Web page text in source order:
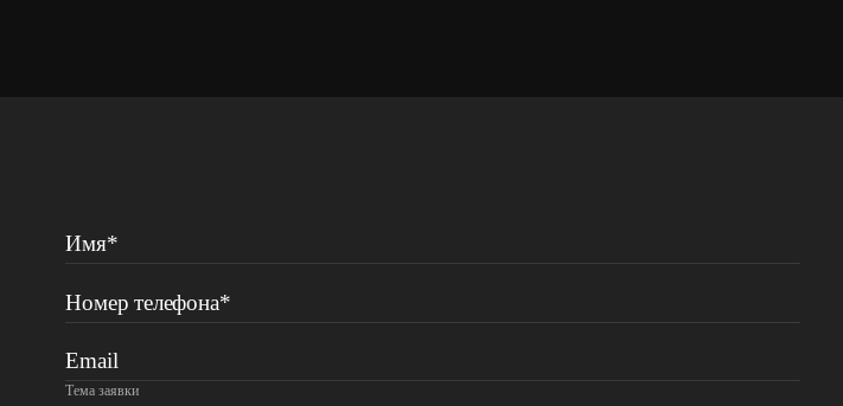
Имя*
Номер телефона*
Email
Тема заявки